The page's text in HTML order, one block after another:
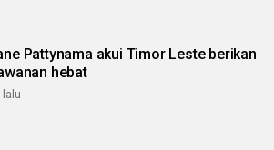
Pattynama akui Timor Leste berikan
hebat
lalu